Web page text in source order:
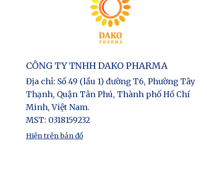
CÔNG TY TNHH DAKO PHARMA
Địa chỉ: Số 49 (lầu 1) đường T6, Phường Tây
Thạnh, Quận Tân Phú, Thành phố Hồ Chí
Minh, Việt Nam.
MST: 0318159232
Hiện trên bản đồ